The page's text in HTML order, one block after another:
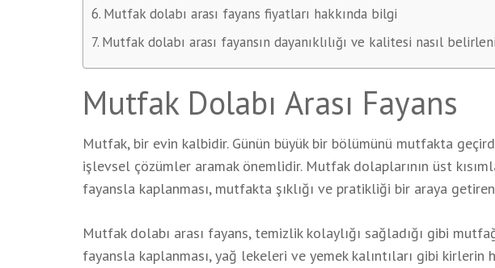
Mutfak dolabı arası fayans fiyatları hakkında bilgi
Mutfak dolabı arası fayansın dayanıklılığı ve kalitesi nasıl
Mutfak Dolabı Arası Fayans
Mutfak, bir evin kalbidir. Günün büyük bir bölümünü mutfakta
işlevsel çözümler aramak önemlidir. Mutfak dolaplarının üst
fayansla kaplanması, mutfakta şıklığı ve pratikliği bir araya
Mutfak dolabı arası fayans, temizlik kolaylığı sağladığı gibi
fayansla kaplanması, yağ lekeleri ve yemek kalıntıları gibi kirlerin